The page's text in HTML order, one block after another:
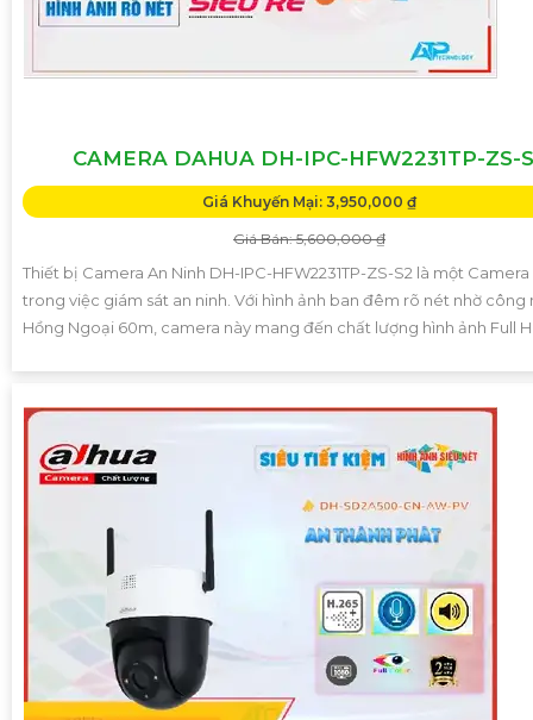
CAMERA DAHUA DH-IPC-HFW2231TP-ZS-
Giá Khuyến Mại: 3,950,000 ₫
Giá Bán: 5,600,000 ₫
Thiết bị Camera An Ninh DH-IPC-HFW2231TP-ZS-S2 là một
trong việc giám sát an ninh. Với hình ảnh ban đêm rõ nét nhờ công
Hồng Ngoại 60m, camera này mang đến chất lượng hình ảnh Full